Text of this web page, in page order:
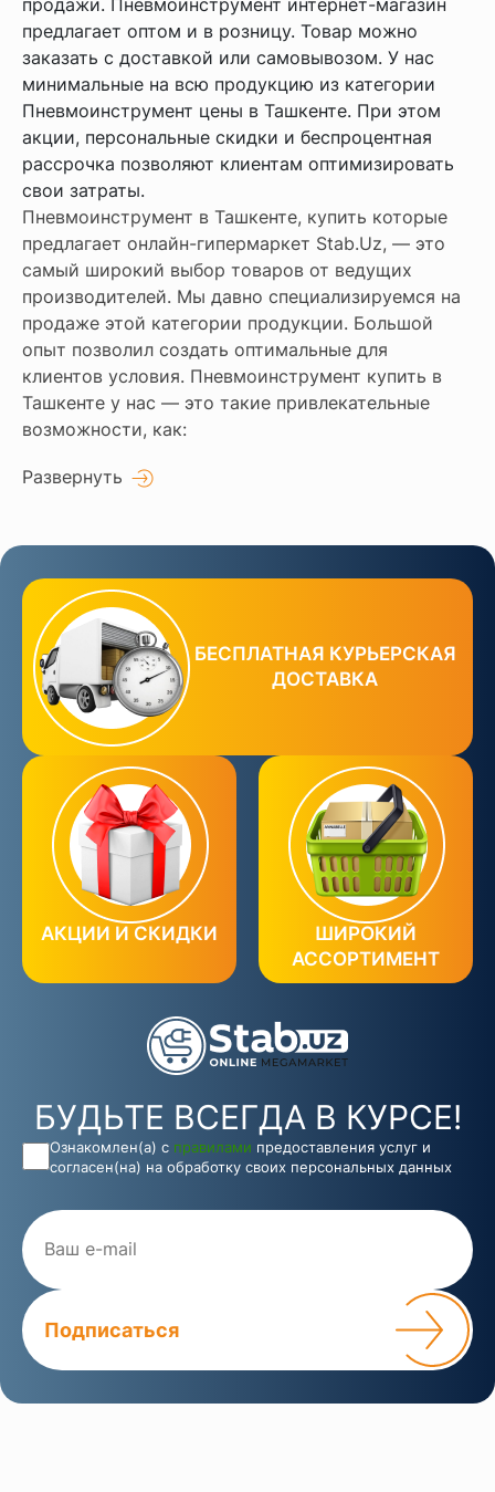
предлагает оптом и в розницу. Товар можно
заказать с доставкой или самовывозом. У нас
минимальные на всю продукцию из категории
Пневмоинструмент цены в Ташкенте. При этом
акции, персональные скидки и беспроцентная
рассрочка позволяют клиентам оптимизировать
свои затраты.
Пневмоинструмент в Ташкенте, купить которые
предлагает онлайн-гипермаркет Stab.Uz, — это
самый широкий выбор товаров от ведущих
производителей. Мы давно специализируемся на
продаже этой категории продукции. Большой
опыт позволил создать оптимальные для
клиентов условия. Пневмоинструмент купить в
Ташкенте у нас — это такие привлекательные
возможности, как:
Развернуть
БЕСПЛАТНАЯ КУРЬЕРСКАЯ
ДОСТАВКА
АКЦИИ И СКИДКИ
ШИРОКИЙ
АССОРТИМЕНТ
БУДЬТЕ ВСЕГДА В КУРСЕ!
Ознакомлен(а) с правилами предоставления услуг и
согласен(на) на обработку своих персональных данных
Подписаться